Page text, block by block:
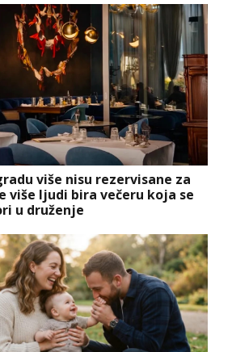
više nisu rezervisane za
više ljudi bira večeru koja se
u druženje